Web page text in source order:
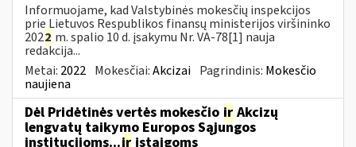
Informuojame, kad Valstybinės mokesčių inspekcijos
prie Lietuvos Respublikos finansų ministerijos viršininko
2022 m. spalio 10 d. įsakymu Nr. VA-78[1] nauja
redakcija...
Metai: 2022 Mokesčiai:Akcizai Pagrindinis: Mokesčio
naujiena
Dėl Pridėtinės vertės mokesčio ir Akcizų
lengvatų taikymo Europos Sąjungos
institucijoms...ir įstaigoms